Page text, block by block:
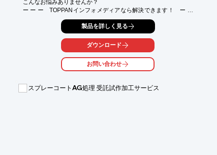
こんなお悩みありませんか？
ー ー ー　TOPPANインフォメディアなら解決できます！　ー ー
【コーティング技術（塗布技術）】
・塗料が均一に塗れない
・薄くコーティングしたい
・性能が安定しない
・小ロットで対応して欲しい
・塗膜の品質評価も実施して欲しい
⇩
製品を詳しく見る
ダウンロード
お問い合わせ
スプレーコートAG処理 受託試作加工サービス